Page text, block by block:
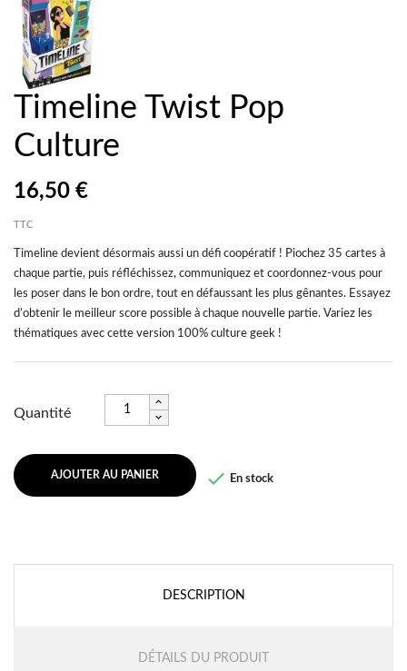
Timeline Twist Pop
Culture
16,50 €
TTC
Timeline devient désormais aussi un défi coopératif ! Piochez 35 cartes à
chaque partie, puis réfléchissez, communiquez et coordonnez-vous pour
les poser dans le bon ordre, tout en défaussant les plus gênantes. Essayez
d’obtenir le meilleur score possible à chaque nouvelle partie. Variez les
thématiques avec cette version 100% culture geek !
Quantité
AJOUTER AU PANIER  En stock
DESCRIPTION
DÉTAILS DU PRODUIT